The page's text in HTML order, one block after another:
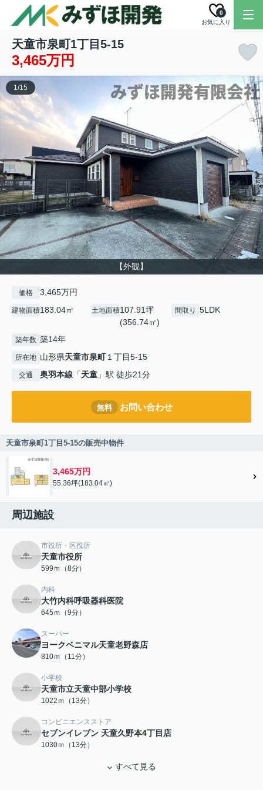
お気に入り
0
天童市泉町1丁目5-15
3,465万円
【外観】
1/15
価格 3,465万円
建物面積183.04㎡ 土地面積107.91坪
(356.74㎡)
間取り 5LDK
築年数 築14年
所在地 山形県天童市泉町１丁目5-15
交通 奥羽本線 「天童 」駅 徒歩21分
無料 お問い合わせ
天童市泉町1丁目5-15の販売中物件
3,465万円
55.36坪(183.04㎡)
周辺施設
市役所・区役所
天童市役所
599ｍ（8分）
内科
大竹内科呼吸器科医院
645ｍ（9分）
スーパー
ヨークベニマル天童老野森店
810ｍ（11分）
小学校
天童市立天童中部小学校
1022ｍ（13分）
コンビニエンスストア
セブンイレブン 天童久野本4丁目店
1030ｍ（13分）
すべて見る